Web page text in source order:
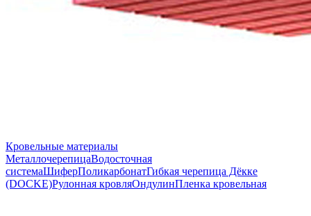
Кровельные материалы
МеталлочерепицаВодосточная
системаШиферПоликарбонатГибкая черепица Дёкке
(DOCKE)Рулонная кровляОндулинПленка кровельная